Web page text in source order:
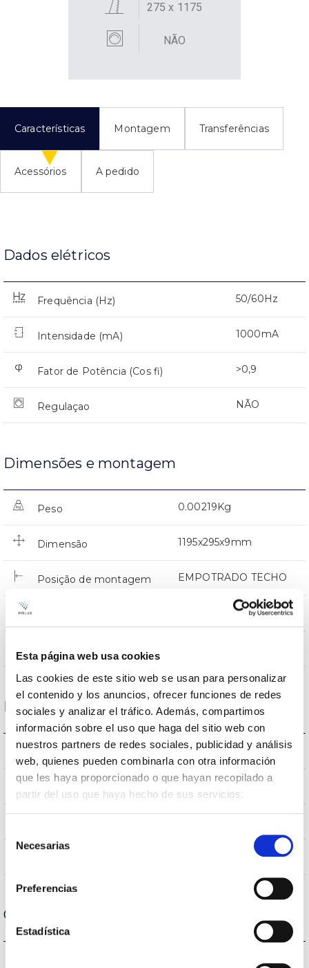
Esta página web usa cookies
Las cookies de este sitio web se usan para personalizar
el contenido y los anuncios, ofrecer funciones de redes
sociales y analizar el tráfico. Además, compartimos
información sobre el uso que haga del sitio web con
nuestros partners de redes sociales, publicidad y análisis
web, quienes pueden combinarla con otra información
que les haya proporcionado o que hayan recopilado a
partir del uso que haya hecho de sus servicios.
Necesarias
Preferencias
Estadística
275 x 1175
NÃO
Características Montagem Transferências
Acessórios A pedido
Dados elétricos
Frequência (Hz) 50/60Hz
Intensidade (mA) 1000mA
Fator de Potência (Cos fi) >0,9
Regulaçao NÃO
Dimensões e montagem
Peso 0.00219Kg
Dimensão 1195x295x9mm
Posição de montagem EMPOTRADO TECHO
Iluminação
Dados ópticos
Temperatura de cor 6500K
CRI Índice de repr. cromática 80
NO
Carcaça e Acabamento